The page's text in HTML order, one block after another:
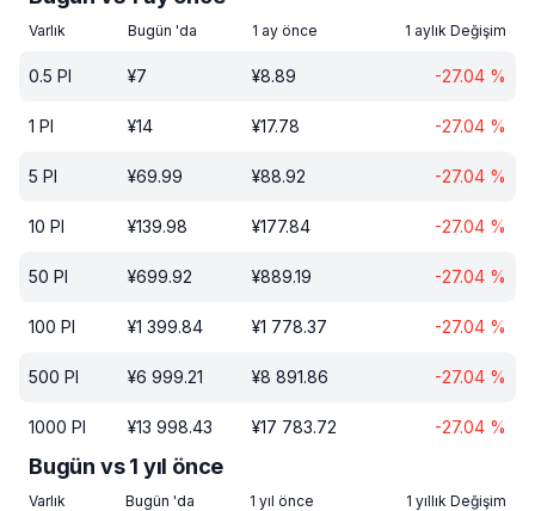
Varlık Bugün 'da 1 ay önce 1 aylık Değişim
0.5 PI ¥7 ¥8.89 -27.04 %
1 PI ¥14 ¥17.78 -27.04 %
5 PI ¥69.99 ¥88.92 -27.04 %
10 PI ¥139.98 ¥177.84 -27.04 %
50 PI ¥699.92 ¥889.19 -27.04 %
100 PI ¥1 399.84 ¥1 778.37 -27.04 %
500 PI ¥6 999.21 ¥8 891.86 -27.04 %
1000 PI ¥13 998.43 ¥17 783.72 -27.04 %
Bugün vs 1 yıl önce
Varlık Bugün 'da 1 yıl önce 1 yıllık Değişim